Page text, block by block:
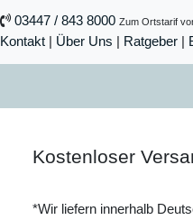
03447 / 843 8000 Zum Ortstarif
Kontakt | Über Uns | Ratgeber |
Kostenloser
*Wir liefern innerhalb